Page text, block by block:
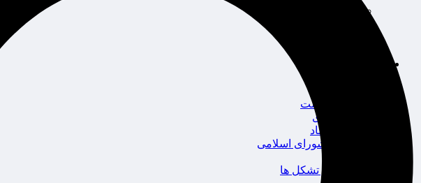
محیط زیست
گردشگری
سیاست و اقتصاد
مجلس شورای اسلامی
احزاب و تشکل ها